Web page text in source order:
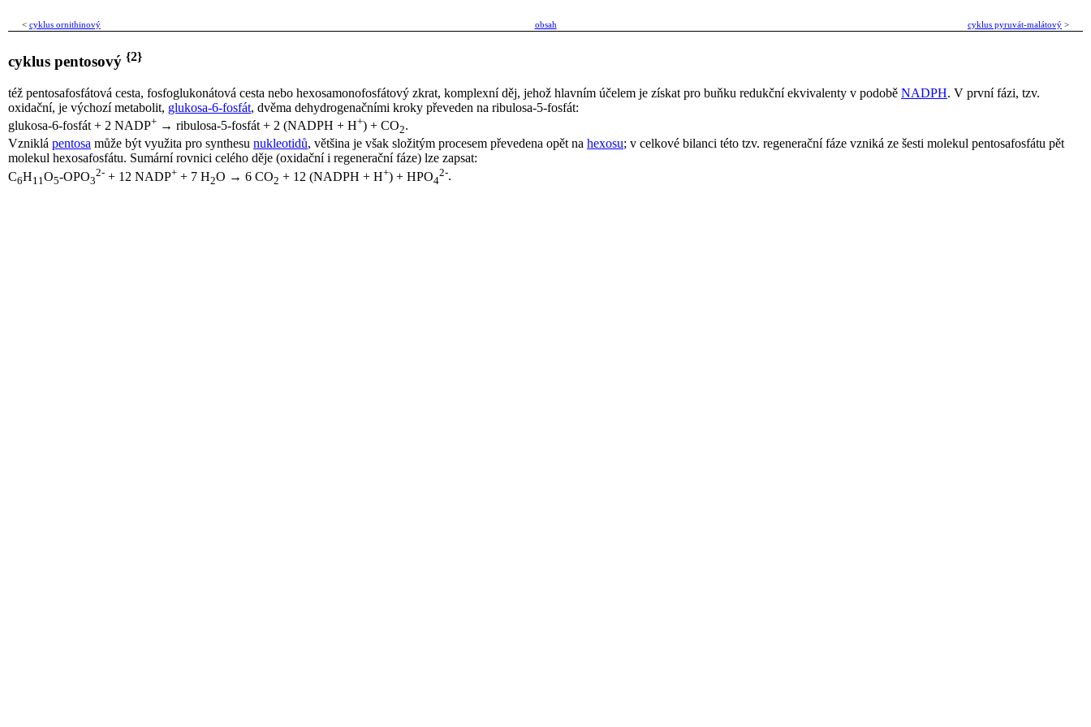
< cyklus ornithinový obsah cyklus pyruvát-malátový >
cyklus pentosový {2}
též pentosafosfátová cesta, fosfoglukonátová cesta nebo hexosamonofosfátový zkrat, komplexní děj, jehož hlavním účelem je získat pro buňku redukční ekvivalenty v podobě NADPH. V první fázi, tzv.
oxidační, je výchozí metabolit, glukosa-6-fosfát, dvěma dehydrogenačními kroky převeden na ribulosa-5-fosfát:
glukosa-6-fosfát + 2 NADP+ → ribulosa-5-fosfát + 2 (NADPH + H+) + CO2.
Vzniklá pentosa může být využita pro synthesu nukleotidů, většina je však složitým procesem převedena opět na hexosu; v celkové bilanci této tzv. regenerační fáze vzniká ze šesti molekul pentosafosfátu pět
molekul hexosafosfátu. Sumární rovnici celého děje (oxidační i regenerační fáze) lze zapsat:
C6H11 O5-OPO3
2- + 12 NADP+ + 7 H2O → 6 CO2 + 12 (NADPH + H+) + HPO4
2-.